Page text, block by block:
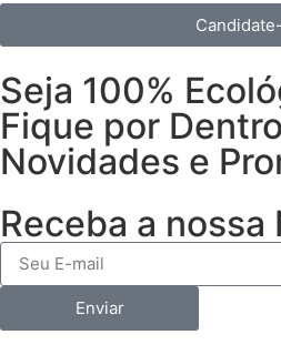
Seja 100%
Fique por
Novidades e
Receba a
Enviar